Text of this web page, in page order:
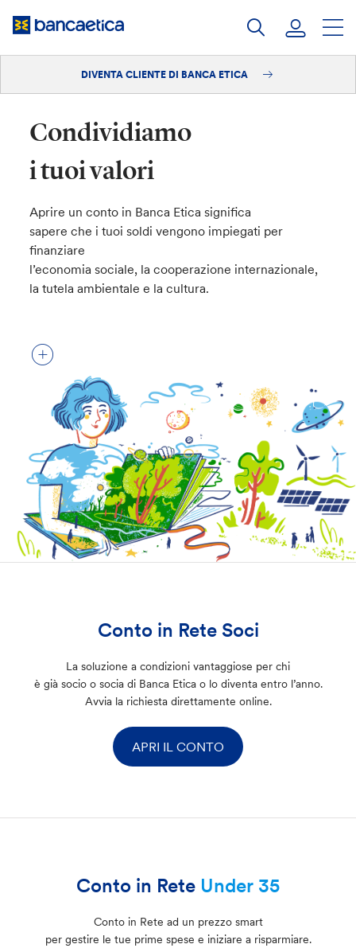
Diventa cliente
DIVENTA CLIENTE DI BANCA ETICA
Condividiamo
i tuoi valori
Aprire un conto in Banca Etica significa
sapere che i tuoi soldi vengono impiegati per
finanziare
l’economia sociale, la cooperazione internazionale,
la tutela ambientale e la cultura.
Conto in Rete Soci
La soluzione a condizioni vantaggiose per chi
è già socio o socia di Banca Etica o lo diventa entro l’anno.
Avvia la richiesta direttamente online.
APRI IL CONTO
Conto in Rete Under 35
Conto in Rete ad un prezzo smart
per gestire le tue prime spese e iniziare a risparmiare.